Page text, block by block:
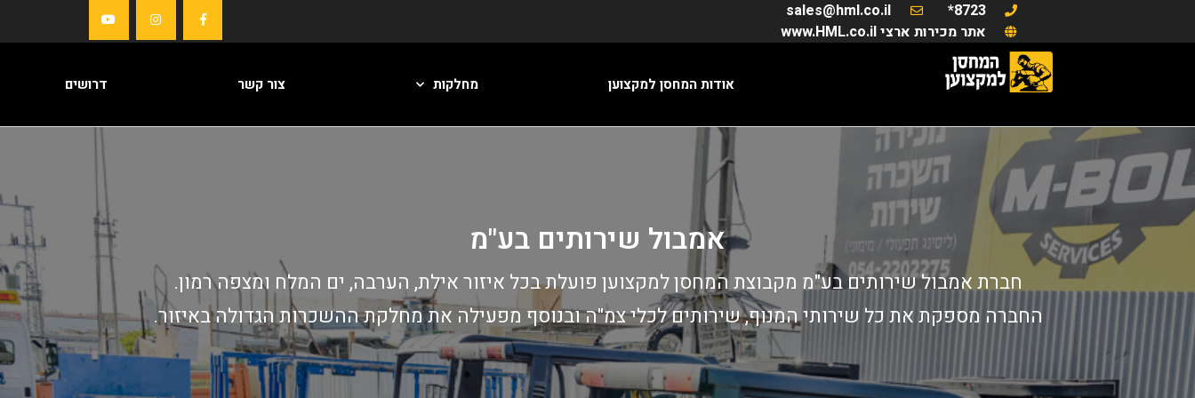
8723*
sales@hml.co.il
אתר מכירות ארצי www.HML.co.il
אודות המחסן למקצוען מחלקות צור קשר דרושים
אמבול שירותים בע"מ
חברת אמבול שירותים בע"מ מקבוצת המחסן למקצוען פועלת בכל איזור אילת, הערבה, ים המלח ומצפה רמון.
החברה מספקת את כל שירותי המנוף, שירותים לכלי צמ"ה ובנוסף מפעילה את מחלקת ההשכרות הגדולה באיזור.